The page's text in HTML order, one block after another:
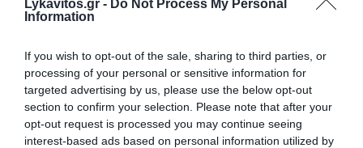
Lykavitos.gr - Do Not Process My Personal
Information
If you wish to opt-out of the sale, sharing to third parties, or
processing of your personal or sensitive information for
targeted advertising by us, please use the below opt-out
section to confirm your selection. Please note that after your
opt-out request is processed you may continue seeing
interest-based ads based on personal information utilized by
22 Οκτωβρίου 2023